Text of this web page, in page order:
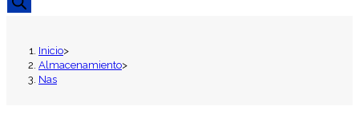
Inicio>
Almacenamiento>
Nas